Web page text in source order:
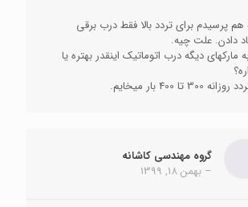
پرسیدم برای تردد بالا فقط درب برقی
دادن. علت چیه.
مارکهای دیگه درب اتوماتیک اینقدر بهتره یا
400 بار میخایم.
گروه مهندسی کاشانه
– بهمن 18, 1399